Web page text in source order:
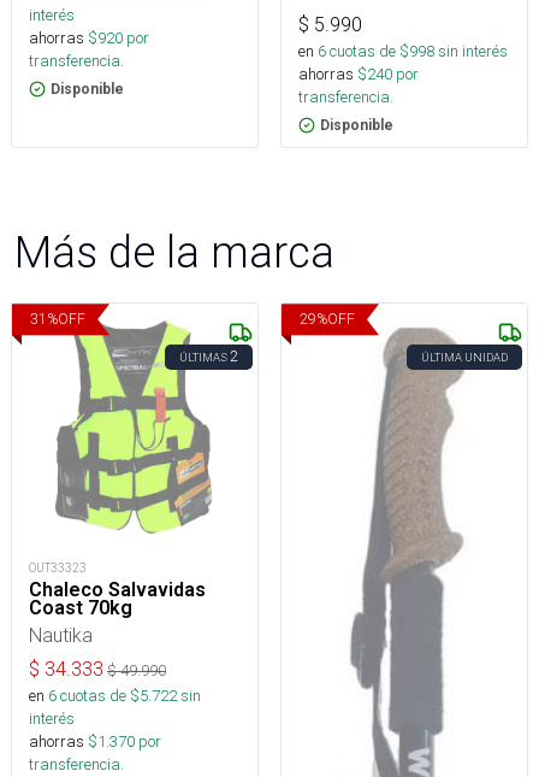
interés
ahorras $920 por
transferencia.
Disponible
$ 5.990
en 6cuotas de $998sin interés
ahorras $240 por
transferencia.
Disponible
Más de la marca
31 %OFF
ÚLTIMAS2
OUT33323
Chaleco Salvavidas
Coast 70kg
Nautika
$ 34.333 $49.990
en 6cuotas de $5.722sin
interés
ahorras $1.370 por
transferencia.
29%OFF
ÚLTIMA UNIDAD